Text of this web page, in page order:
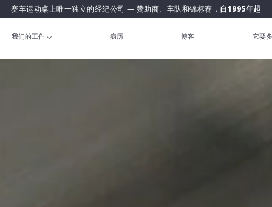
赛车运动桌上唯一独立的经纪公司 — 赞助商、车队和锦标赛， 自1995年起
我们的工作 病历 博客 它要